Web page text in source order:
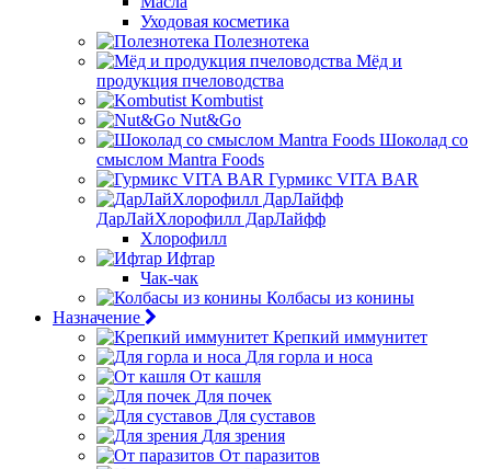
Уходовая косметика
Полезнотека
Мёд и
продукция пчеловодства
Kombutist
Nut&Go
Шоколад со
смыслом Mantra Foods
Гурмикс VITA BAR
ДарЛайХлорофилл ДарЛайфф
Хлорофилл
Ифтар
Чак-чак
Колбасы из конины
Назначение
Крепкий иммунитет
Для горла и носа
От кашля
Для почек
Для суставов
Для зрения
От паразитов